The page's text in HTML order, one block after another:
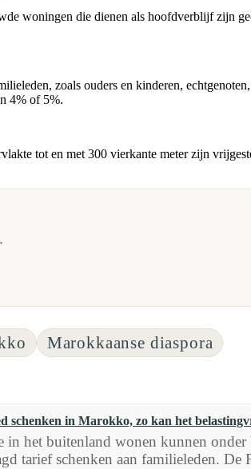
woningen die dienen als hoofdverblijf zijn
zoals ouders en kinderen,
4% of 5%.
tot en met 300 vierkante meter zijn
Marokkaanse diaspora
schenken in Marokko, zo kan het
in het buitenland wonen kunnen
tarief schenken aan familieleden. De